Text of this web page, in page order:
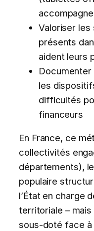
Valoriser les
présents
aident leurs
les
difficultés
financeurs
En France, ce
collectivités
départements),
populaire
l’État en charge
territoriale –
sous-doté face à